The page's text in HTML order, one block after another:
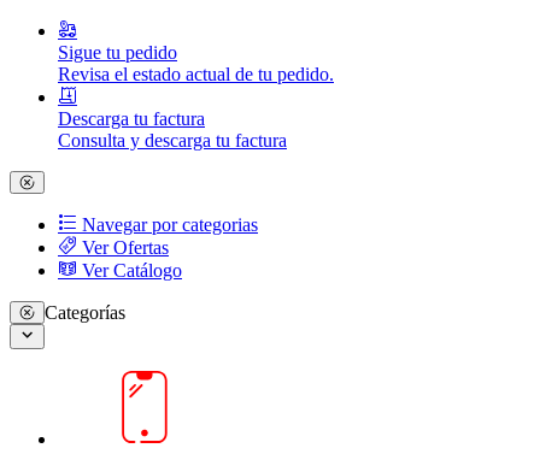
Sigue tu pedido
Revisa el estado actual de tu pedido.
Descarga tu factura
Consulta y descarga tu factura
Navegar por categorias
Ver Ofertas
Ver Catálogo
Categorías